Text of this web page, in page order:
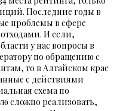
Последние годы в
проблемы в сфере
И если,
у нас вопросы в
по обращению с
то в Алтайском крае
с действиями
схема по
сложно реализовать,